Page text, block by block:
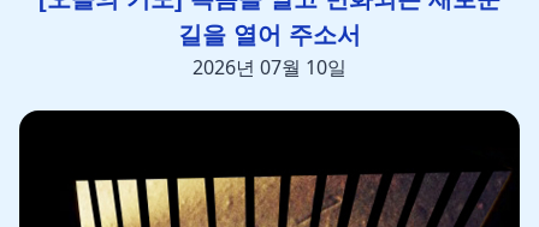
길을 열어 주소서
2026년 07월 10일